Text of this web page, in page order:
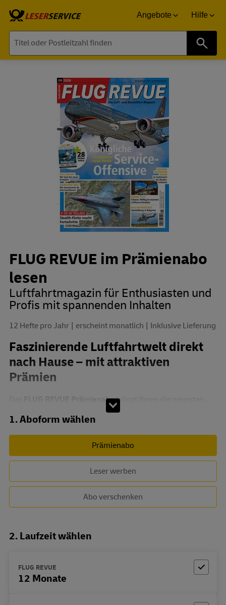
Angebote Hilfe
FLUG REVUE im Prämienabo
lesen
Luftfahrtmagazin für Enthusiasten und
Profis mit spannenden Inhalten
12 Hefte pro Jahr erscheint monatlich Inklusive Lieferung
Faszinierende Luftfahrtwelt direkt
nach Hause – mit attraktiven
Prämien
FLUG REVUE Prämienabobringt Ihnen die neuesten...
Abo zusammenstellen
1. Aboform wählen
Prämienabo
Leser werben
Abo verschenken
2. Laufzeit wählen
FLUG REVUE
12 Monate